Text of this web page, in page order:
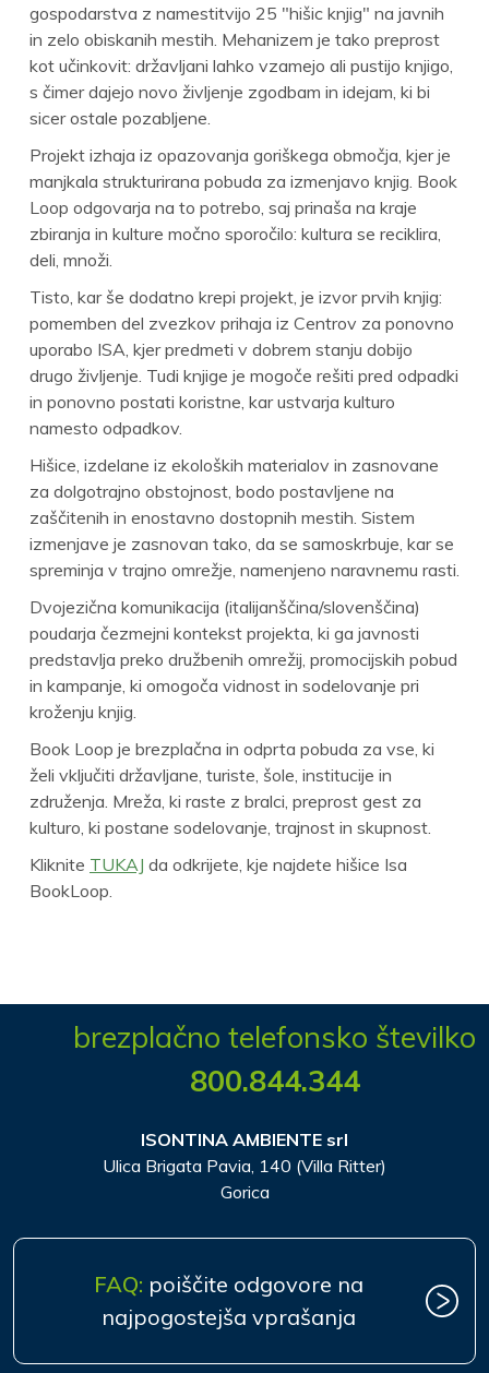
gospodarstva z namestitvijo 25 "hišic knjig" na javnih
in zelo obiskanih mestih. Mehanizem je tako preprost
kot učinkovit: državljani lahko vzamejo ali pustijo knjigo,
s čimer dajejo novo življenje zgodbam in idejam, ki bi
sicer ostale pozabljene.
Projekt izhaja iz opazovanja goriškega območja, kjer je
manjkala strukturirana pobuda za izmenjavo knjig. Book
Loop odgovarja na to potrebo, saj prinaša na kraje
zbiranja in kulture močno sporočilo: kultura se reciklira,
deli, množi.
Tisto, kar še dodatno krepi projekt, je izvor prvih knjig:
pomemben del zvezkov prihaja iz Centrov za ponovno
uporabo ISA, kjer predmeti v dobrem stanju dobijo
drugo življenje. Tudi knjige je mogoče rešiti pred odpadki
in ponovno postati koristne, kar ustvarja kulturo
namesto odpadkov.
Hišice, izdelane iz ekoloških materialov in zasnovane
za dolgotrajno obstojnost, bodo postavljene na
zaščitenih in enostavno dostopnih mestih. Sistem
izmenjave je zasnovan tako, da se samoskrbuje, kar se
spreminja v trajno omrežje, namenjeno naravnemu rasti.
Dvojezična komunikacija (italijanščina/slovenščina)
poudarja čezmejni kontekst projekta, ki ga javnosti
predstavlja preko družbenih omrežij, promocijskih pobud
in kampanje, ki omogoča vidnost in sodelovanje pri
kroženju knjig.
Book Loop je brezplačna in odprta pobuda za vse, ki
želi vključiti državljane, turiste, šole, institucije in
združenja. Mreža, ki raste z bralci, preprost gest za
kulturo, ki postane sodelovanje, trajnost in skupnost.
Kliknite TUKAJ da odkrijete, kje najdete hišice Isa
BookLoop.
brezplačno telefonsko številko
800.844.344
ISONTINA AMBIENTE srl
Ulica Brigata Pavia, 140 (Villa Ritter)
Gorica
FAQ: poiščite odgovore na
najpogostejša vprašanja